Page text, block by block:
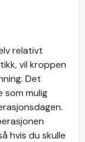
relativt
vil kroppen
Det
som mulig
hvis du skulle